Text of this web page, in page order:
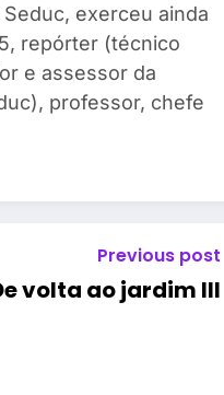
exerceu ainda
repórter (técnico
e assessor da
professor, chefe
Previous post
volta ao jardim III